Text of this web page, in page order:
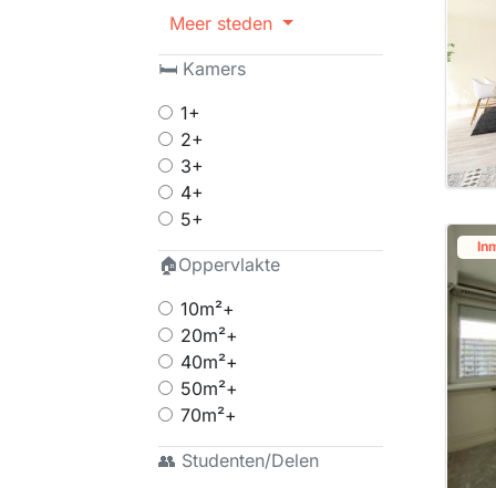
Meer steden
🛏 Kamers
1+
2+
3+
4+
5+
🏠Oppervlakte
10m²+
20m²+
40m²+
50m²+
70m²+
👥 Studenten/Delen